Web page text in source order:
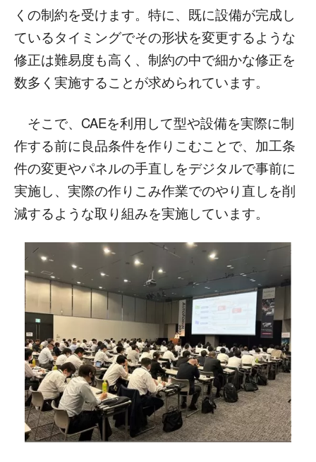
くの制約を受けます。特に、既に設備が完成し
ているタイミングでその形状を変更するような
修正は難易度も高く、制約の中で細かな修正を
数多く実施することが求められています。
そこで、CAEを利用して型や設備を実際に制
作する前に良品条件を作りこむことで、加工条
件の変更やパネルの手直しをデジタルで事前に
実施し、実際の作りこみ作業でのやり直しを削
減するような取り組みを実施しています。